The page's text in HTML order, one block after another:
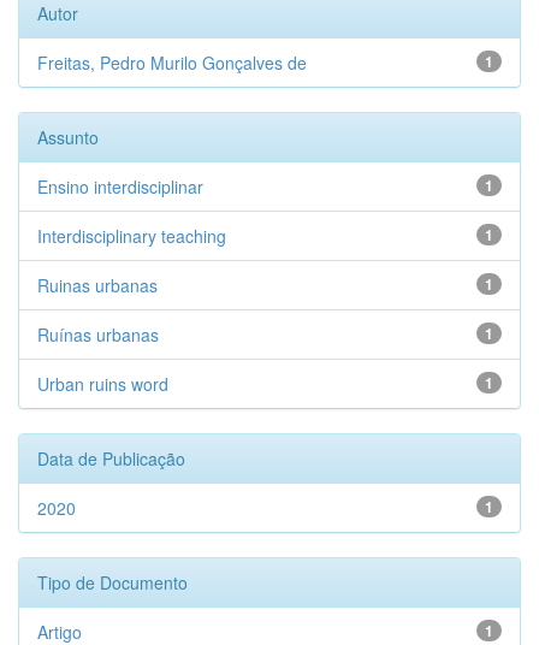
Autor
1
Freitas, Pedro Murilo Gonçalves de
Assunto
1
Ensino interdisciplinar
1
Interdisciplinary teaching
1
Ruinas urbanas
1
Ruínas urbanas
1
Urban ruins word
Data de Publicação
1
2020
Tipo de Documento
1
Artigo